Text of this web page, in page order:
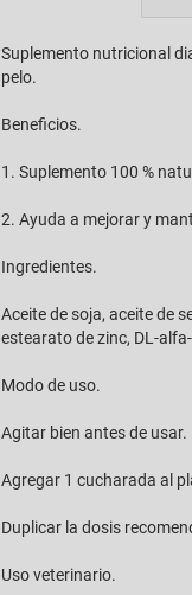
Suplemento nutricional
pelo.
Beneficios.
1. Suplemento 100 %
2. Ayuda a mejorar y
Ingredientes.
Aceite de soja, aceite de
estearato de zinc, DL-
Modo de uso.
Agitar bien antes de usar.
Agregar 1 cucharada al
Duplicar la dosis
Uso veterinario.